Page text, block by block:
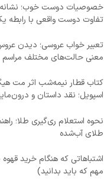
خصوصیات دوست خوب؛
تفاوت دوست واقعی با رابطه
تعبیر خواب عروسی؛ دیدن
معنی حالت‌های مختلف مراسم
کتاب قطار نیمه‌شب اثر مت
اسپویل؛ نقد داستان و
نحوه استعلام ری‌گیری طلا؛
طلای آب‌شده
مهم که باید بدانید)